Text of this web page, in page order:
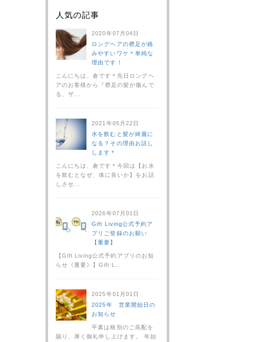
人気の記事
2020年07月04日
ロングヘアの襟足が絡
みやすいワケ＊単純な
理由です！
こんにちは、倉です＊先日ロングヘ
アのお客様から『襟足の髪が傷んで
る、ザ...
2021年05月22日
水を飲むと髪が綺麗に
なる？その理由お話し
します＊
こんにちは、倉です＊今回は【お水
を飲むとなぜ、体に良いか】をお話
しさせ...
2026年07月01日
Gift Living公式予約ア
プリご登録のお願い
【重要】
【Gift Living公式予約アプリのお知
らせ《重要》】Gift L...
2025年01月01日
2025年 営業開始日の
お知らせ
平素は格別のご高配を
賜り、厚く御礼申し上げます。 年始